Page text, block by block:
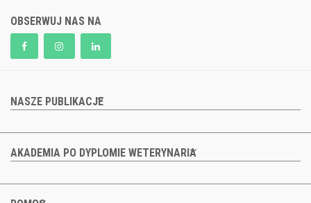
OBSERWUJ NAS NA
NASZE PUBLIKACJE
AKADEMIA PO DYPLOMIE WETERYNARIA